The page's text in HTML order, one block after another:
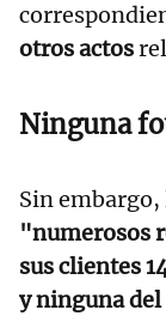
otros actos
Ninguna
Sin
"numerosos
sus clientes
y ninguna del